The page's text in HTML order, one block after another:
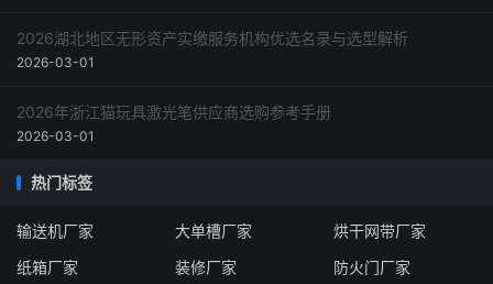
2026湖北地区无形资产实缴服务机构优选名录与选型解析
2026-03-01
2026年浙江猫玩具激光笔供应商选购参考手册
2026-03-01
热门标签
输送机厂家 大单槽厂家
烘干网带厂家
纸箱厂家
装修厂家
防火门厂家